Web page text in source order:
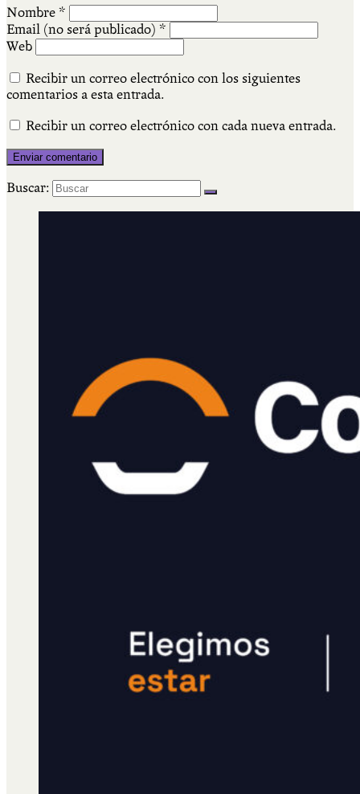
Nombre *
Email (no será publicado) *
Web
Recibir un correo electrónico con los siguientes
comentarios a esta entrada.
Recibir un correo electrónico con cada nueva entrada.
Buscar: